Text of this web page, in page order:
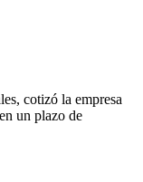
cotizó la empresa
un plazo de